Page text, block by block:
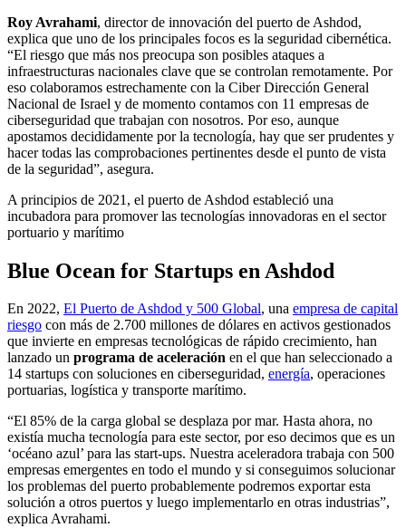
Roy Avrahami, director de innovación del puerto de Ashdod,
explica que uno de los principales focos es la seguridad cibernética.
“El riesgo que más nos preocupa son posibles ataques a
infraestructuras nacionales clave que se controlan remotamente. Por
eso colaboramos estrechamente con la Ciber Dirección General
Nacional de Israel y de momento contamos con 11 empresas de
ciberseguridad que trabajan con nosotros. Por eso, aunque
apostamos decididamente por la tecnología, hay que ser prudentes y
hacer todas las comprobaciones pertinentes desde el punto de vista
de la seguridad”, asegura.
A principios de 2021, el puerto de Ashdod estableció una
incubadora para promover las tecnologías innovadoras en el sector
portuario y marítimo
Blue Ocean for Startups en Ashdod
En 2022, El Puerto de Ashdod y 500 Global, una empresa de capital
riesgo con más de 2.700 millones de dólares en activos gestionados
que invierte en empresas tecnológicas de rápido crecimiento, han
lanzado un programa de aceleración en el que han seleccionado a
14 startups con soluciones en ciberseguridad, energía, operaciones
portuarias, logística y transporte marítimo.
“El 85% de la carga global se desplaza por mar. Hasta ahora, no
existía mucha tecnología para este sector, por eso decimos que es un
‘océano azul’ para las start-ups. Nuestra aceleradora trabaja con 500
empresas emergentes en todo el mundo y si conseguimos solucionar
los problemas del puerto probablemente podremos exportar esta
solución a otros puertos y luego implementarlo en otras industrias”,
explica Avrahami.